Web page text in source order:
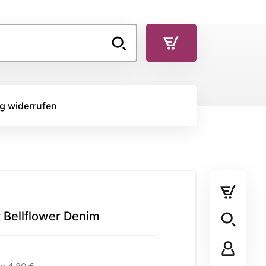
STOFFPANEL
widerrufen
Denim